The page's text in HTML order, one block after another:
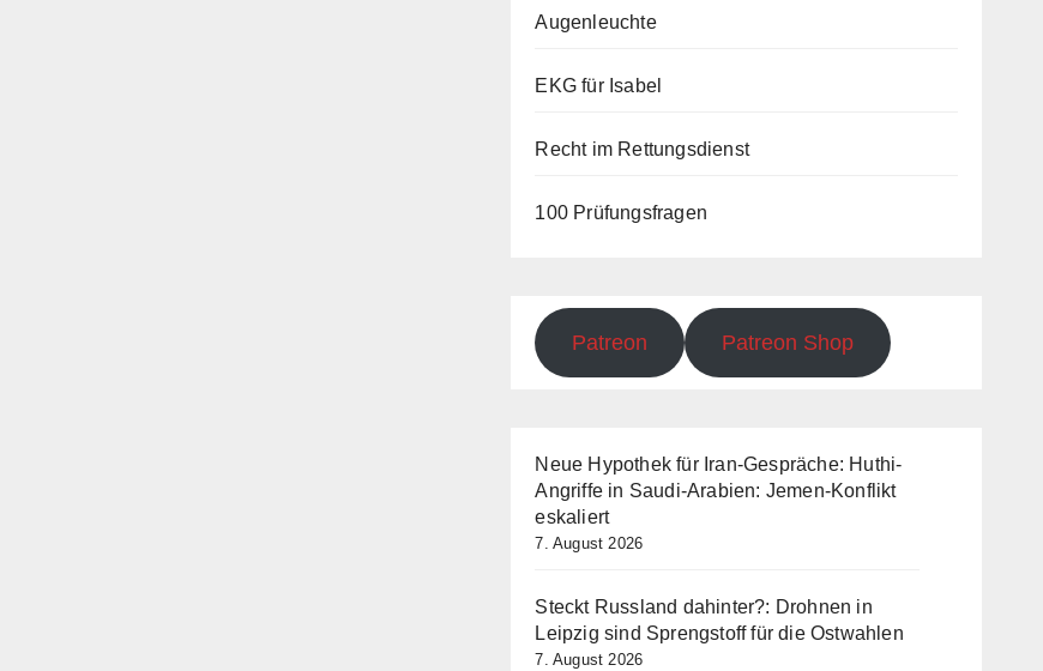
Augenleuchte
EKG für Isabel
Recht im Rettungsdienst
100 Prüfungsfragen
Patreon Patreon Shop
Neue Hypothek für Iran-Gespräche: Huthi-
Angriffe in Saudi-Arabien: Jemen-Konflikt
eskaliert
7. August 2026
Steckt Russland dahinter?: Drohnen in
Leipzig sind Sprengstoff für die Ostwahlen
7. August 2026